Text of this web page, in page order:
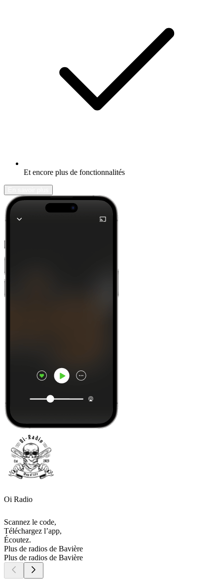
Et encore plus de fonctionnalités
Oi Radio
Scannez le code,
Téléchargez l’app,
Écoutez.
Plus de radios de Bavière
Plus de radios de Bavière